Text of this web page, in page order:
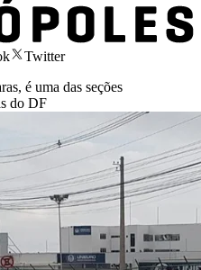
Twitter
é uma das seções
do DF